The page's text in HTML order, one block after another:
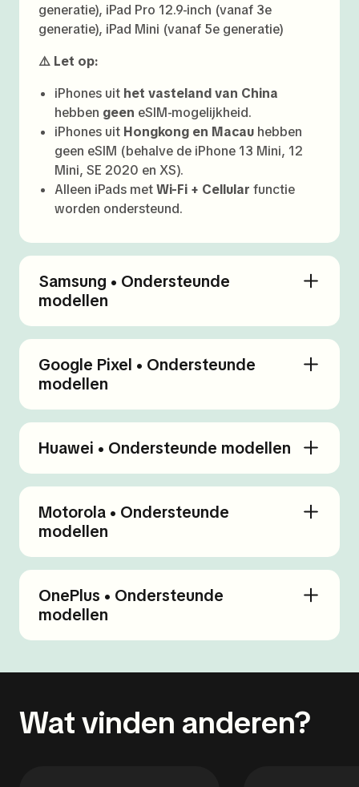
generatie), iPad Pro 12.9-inch (vanaf 3e
generatie), iPad Mini (vanaf 5e generatie)
⚠️ Let op:
iPhones uit het vasteland van China
hebben geen eSIM-mogelijkheid.
iPhones uit Hongkong en Macau hebben
geen eSIM (behalve de iPhone 13 Mini, 12
Mini, SE 2020 en XS).
Alleen iPads metWi-Fi + Cellular functie
worden ondersteund.
Samsung • Ondersteunde
modellen
Google Pixel • Ondersteunde
modellen
Huawei • Ondersteunde modellen
Motorola • Ondersteunde
modellen
OnePlus • Ondersteunde
modellen
Wat vinden anderen?